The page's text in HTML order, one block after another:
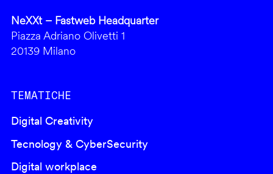
NeXXt – Fastweb Headquarter
Piazza Adriano Olivetti 1
20139 Milano
TEMATICHE
Digital Creativity
Tecnology & CyberSecurity
Digital workplace